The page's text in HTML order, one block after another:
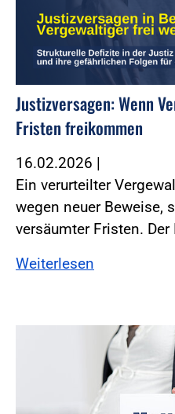
Justizversagen: Wenn
Fristen freikommen
16.02.2026 |
Ein verurteilter
wegen neuer Beweise,
versäumter Fristen. Der
Weiterlesen